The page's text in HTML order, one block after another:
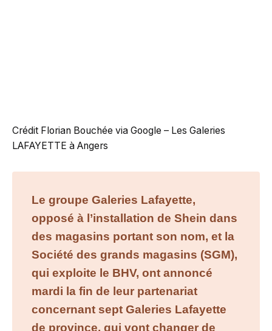
Crédit Florian Bouchée via Google – Les Galeries
LAFAYETTE à Angers
Le groupe Galeries Lafayette,
opposé à l’installation de Shein dans
des magasins portant son nom, et la
Société des grands magasins (SGM),
qui exploite le BHV, ont annoncé
mardi la fin de leur partenariat
concernant sept Galeries Lafayette
de province, qui vont changer de